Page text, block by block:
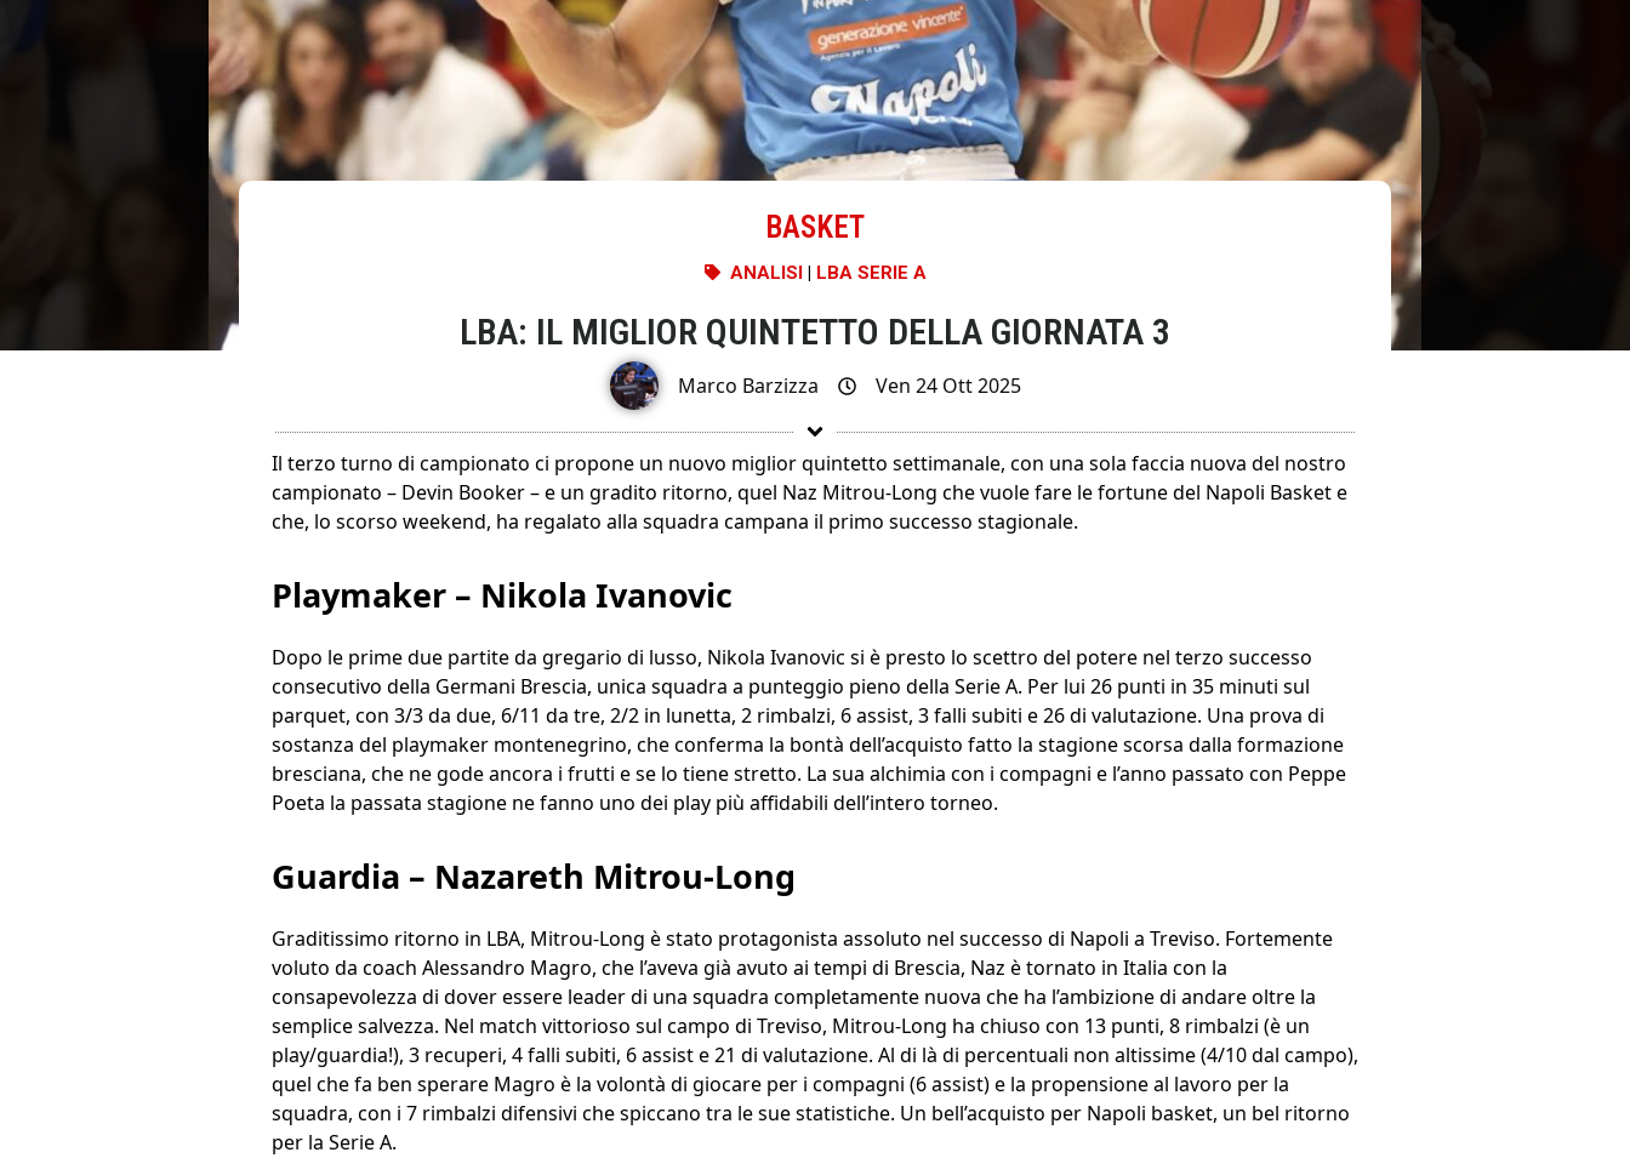
BASKET
ANALISI| LBA SERIE A
LBA: IL MIGLIOR QUINTETTO DELLA GIORNATA 3
Marco Barzizza Ven 24 Ott 2025
Il terzo turno di campionato ci propone un nuovo miglior quintetto settimanale, con una sola faccia nuova del nostro
campionato – Devin Booker – e un gradito ritorno, quel Naz Mitrou-Long che vuole fare le fortune del Napoli Basket e
che, lo scorso weekend, ha regalato alla squadra campana il primo successo stagionale.
Playmaker – Nikola Ivanovic
Dopo le prime due partite da gregario di lusso, Nikola Ivanovic si è presto lo scettro del potere nel terzo successo
consecutivo della Germani Brescia, unica squadra a punteggio pieno della Serie A. Per lui 26 punti in 35 minuti sul
parquet, con 3/3 da due, 6/11 da tre, 2/2 in lunetta, 2 rimbalzi, 6 assist, 3 falli subiti e 26 di valutazione. Una prova di
sostanza del playmaker montenegrino, che conferma la bontà dell’acquisto fatto la stagione scorsa dalla formazione
bresciana, che ne gode ancora i frutti e se lo tiene stretto. La sua alchimia con i compagni e l’anno passato con Peppe
Poeta la passata stagione ne fanno uno dei play più affidabili dell’intero torneo.
Guardia – Nazareth Mitrou-Long
Graditissimo ritorno in LBA, Mitrou-Long è stato protagonista assoluto nel successo di Napoli a Treviso. Fortemente
voluto da coach Alessandro Magro, che l’aveva già avuto ai tempi di Brescia, Naz è tornato in Italia con la
consapevolezza di dover essere leader di una squadra completamente nuova che ha l’ambizione di andare oltre la
semplice salvezza. Nel match vittorioso sul campo di Treviso, Mitrou-Long ha chiuso con 13 punti, 8 rimbalzi (è un
play/guardia!), 3 recuperi, 4 falli subiti, 6 assist e 21 di valutazione. Al di là di percentuali non altissime (4/10 dal campo),
quel che fa ben sperare Magro è la volontà di giocare per i compagni (6 assist) e la propensione al lavoro per la
squadra, con i 7 rimbalzi difensivi che spiccano tra le sue statistiche. Un bell’acquisto per Napoli basket, un bel ritorno
per la Serie A.